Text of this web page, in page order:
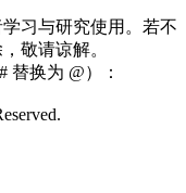
习与研究使用。若不
敬请谅解。
替换为 @）：